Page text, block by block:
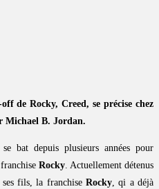
de Rocky, Creed, se précise chez
Michael B. Jordan.
se bat depuis plusieurs années pour
Rocky. Actuellement détenus
ses fils, la franchiseRocky, qi a déjà